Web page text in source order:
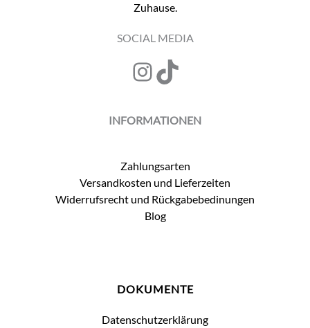
Zuhause.
SOCIAL MEDIA
Instagram
TikTok
INFORMATIONEN
Zahlungsarten
Versandkosten und Lieferzeiten
Widerrufsrecht und Rückgabebedinungen
Blog
DOKUMENTE
Datenschutzerklärung